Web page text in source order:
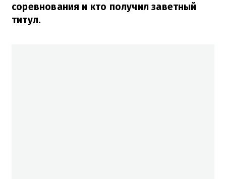
соревнования и кто получил заветный
титул.